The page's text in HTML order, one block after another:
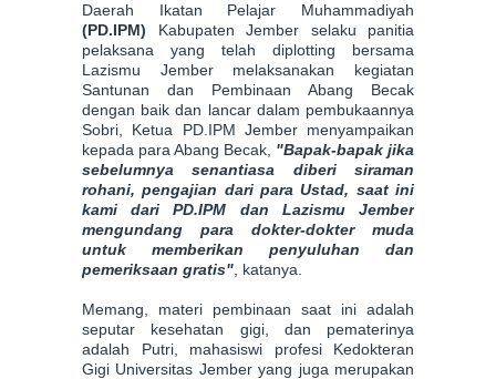
Daerah Ikatan Pelajar Muhammadiyah
(PD.IPM) Kabupaten Jember selaku panitia
pelaksana yang telah diplotting bersama
Lazismu Jember melaksanakan kegiatan
Santunan dan Pembinaan Abang Becak
dengan baik dan lancar dalam pembukaannya
Sobri, Ketua PD.IPM Jember menyampaikan
kepada para Abang Becak, "Bapak-bapak jika
sebelumnya senantiasa diberi siraman
rohani, pengajian dari para Ustad, saat ini
kami dari PD.IPM dan Lazismu Jember
mengundang para dokter-dokter muda
untuk memberikan penyuluhan dan
pemeriksaan gratis" , katanya.
Memang, materi pembinaan saat ini adalah
seputar kesehatan gigi, dan pematerinya
adalah Putri, mahasiswi profesi Kedokteran
Gigi Universitas Jember yang juga merupakan